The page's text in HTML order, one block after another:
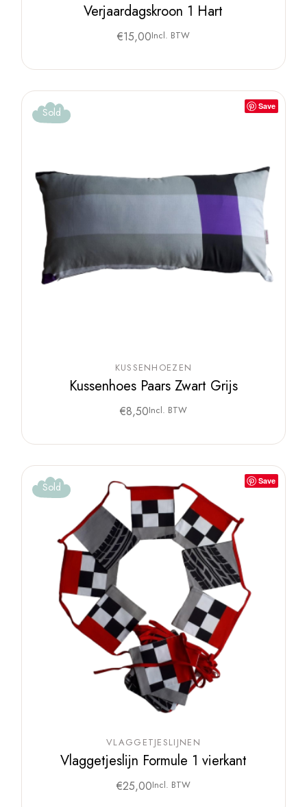
Verjaardagskroon 1 Hart
€15,00Incl. BTW
Save
Sold
KUSSENHOEZEN
Kussenhoes Paars Zwart Grijs
€8,50Incl. BTW
Save
Sold
VLAGGETJESLIJNEN
Vlaggetjeslijn Formule 1 vierkant
€25,00Incl. BTW